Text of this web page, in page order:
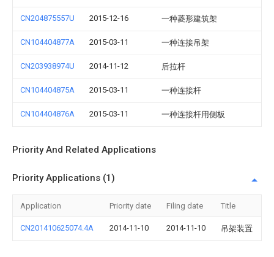
CN204875557U 2015-12-16 一种菱形建筑架
CN104404877A 2015-03-11 一种连接吊架
CN203938974U 2014-11-12 后拉杆
CN104404875A 2015-03-11 一种连接杆
CN104404876A 2015-03-11 一种连接杆用侧板
Priority And Related Applications
Priority Applications (1)
Application Priority date Filing date Title
CN201410625074.4A 2014-11-10 2014-11-10 吊架装置